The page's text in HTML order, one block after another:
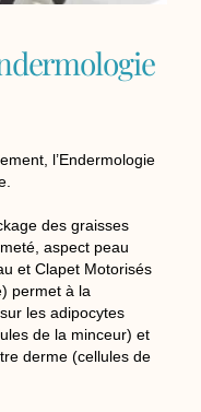
l’Endermologie
des graisses
aspect peau
et Clapet Motorisés
permet à la
les adipocytes
de la minceur) et
derme (cellules de